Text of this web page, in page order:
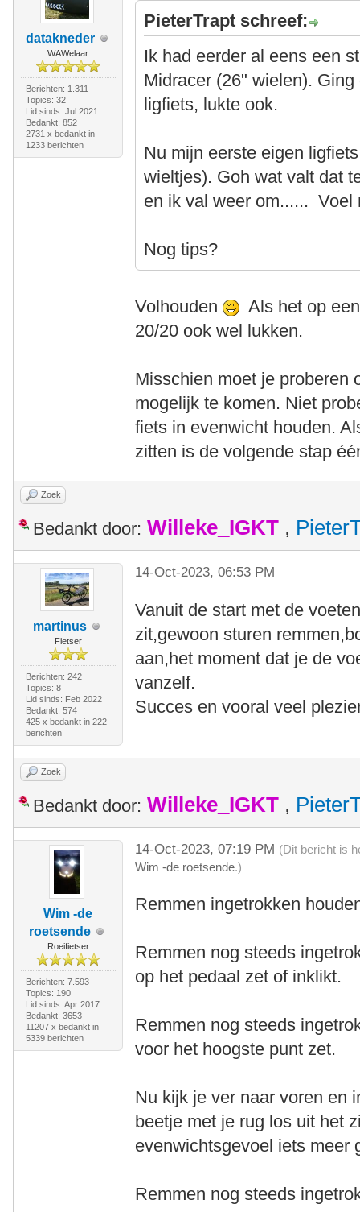
datakneder
WAWelaar
Berichten: 1.311
Topics: 32
Lid sinds: Jul 2021
Bedankt: 852
2731 x bedankt in
1233 berichten
PieterTrapt schreef:
Ik had eerder al eens een
Midracer (26" wielen).
ligfiets, lukte ook.
Nu mijn eerste eigen
wieltjes). Goh wat valt dat
en ik val weer om......
Nog tips?
Volhouden
Als het op
20/20 ook wel lukken.
Misschien moet je proberen
mogelijk te komen. Niet
fiets in evenwicht houden.
zitten is de volgende stap
Zoek
Bedankt door: Willeke_IGKT ,
martinus
Fietser
Berichten: 242
Topics: 8
Lid sinds: Feb 2022
Bedankt: 574
425 x bedankt in 222
berichten
14-Oct-2023, 06:53 PM
Vanuit de start met de
zit,gewoon sturen
aan,het moment dat je de
vanzelf.
Succes en vooral veel
Zoek
Bedankt door: Willeke_IGKT ,
Wim -de
roetsende
Roeifietser
Berichten: 7.593
Topics: 190
Lid sinds: Apr 2017
Bedankt: 3653
11207 x bedankt in
5339 berichten
14-Oct-2023, 07:19 PM (Dit bericht is
Wim -de roetsende.)
Remmen ingetrokken
Remmen nog steeds
op het pedaal zet of inklikt.
Remmen nog steeds
voor het hoogste punt zet.
Nu kijk je ver naar voren en
beetje met je rug los uit het
evenwichtsgevoel iets meer
Remmen nog steeds